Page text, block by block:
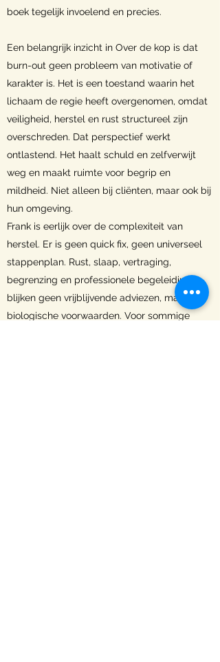
boek tegelijk invoelend en precies.
Een belangrijk inzicht in Over de kop is dat
burn-out geen probleem van motivatie of
karakter is. Het is een toestand waarin het
lichaam de regie heeft overgenomen, omdat
veiligheid, herstel en rust structureel zijn
overschreden. Dat perspectief werkt
ontlastend. Het haalt schuld en zelfverwijt
weg en maakt ruimte voor begrip en
mildheid. Niet alleen bij cliënten, maar ook bij
hun omgeving.
Frank is eerlijk over de complexiteit van
herstel. Er is geen quick fix, geen universeel
stappenplan. Rust, slaap, vertraging,
begrenzing en professionele begeleiding
blijken geen vrijblijvende adviezen, maar
biologische voorwaarden. Voor sommige